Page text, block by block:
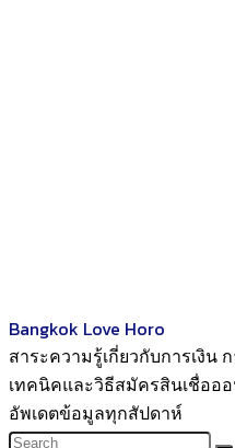
Bangkok Love Horo
สาระความรู้เกี่ยวกับการเงิน
เทคนิคและวิธีสมัครสินเชื่ออ
อัพเดตข้อมูลทุกสัปดาห์